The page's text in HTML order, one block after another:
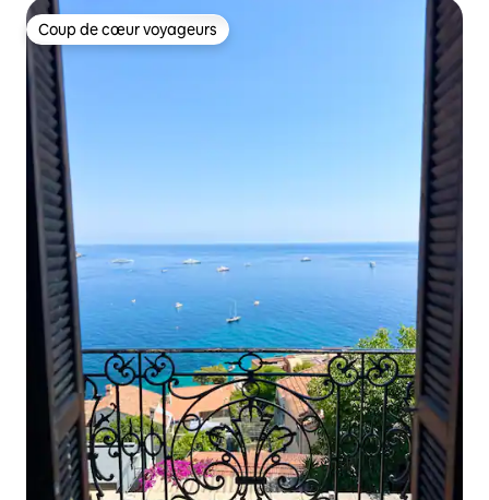
Coup de cœur voyageurs
Coup de cœur voyageurs